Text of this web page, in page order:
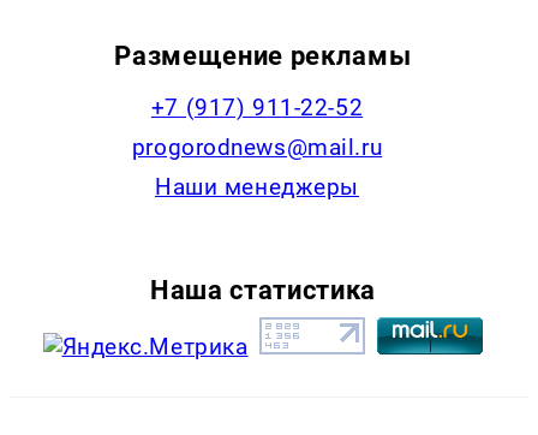
Размещение рекламы
+7 (917) 911-22-52
progorodnews@mail.ru
Наши менеджеры
Наша статистика